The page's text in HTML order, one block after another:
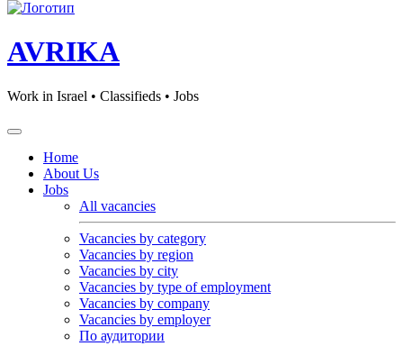
AVRIKA
Work in Israel • Classifieds • Jobs
Home
About Us
Jobs
All vacancies
Vacancies by category
Vacancies by region
Vacancies by city
Vacancies by type of employment
Vacancies by company
Vacancies by employer
По аудитории